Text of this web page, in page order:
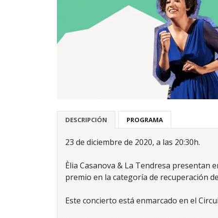
DESCRIPCIÓN PROGRAMA
23 de diciembre de 2020, a las 20:30h.
Èlia Casanova & La Tendresa presentan
premio en la categoría de recuperación
Este concierto está enmarcado en el